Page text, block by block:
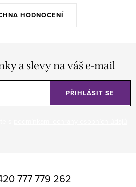
HODNOCENÍ
a slevy na váš e-mail
PŘIHLÁSIT SE
777 779 262